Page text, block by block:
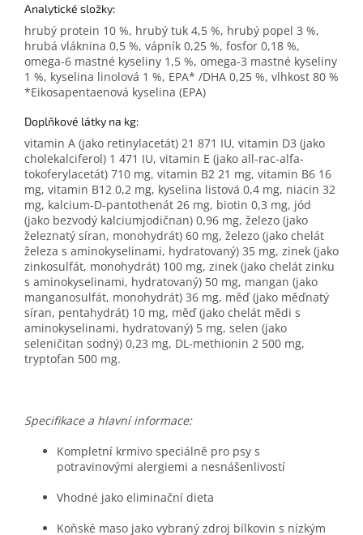
Analytické složky:
hrubý protein 10 %, hrubý tuk 4,5 %, hrubý popel 3 %,
hrubá vláknina 0,5 %, vápník 0,25 %, fosfor 0,18 %,
omega-6 mastné kyseliny 1,5 %, omega-3 mastné kyseliny
1 %, kyselina linolová 1 %, EPA* /DHA 0,25 %, vlhkost 80 %
*Eikosapentaenová kyselina (EPA)
Doplňkové látky na kg:
vitamin A (jako retinylacetát) 21 871 IU, vitamin D3 (jako
cholekalciferol) 1 471 IU, vitamin E (jako all-rac-alfa-
tokoferylacetát) 710 mg, vitamin B2 21 mg, vitamin B6 16
mg, vitamin B12 0,2 mg, kyselina listová 0,4 mg, niacin 32
mg, kalcium-D-pantothenát 26 mg, biotin 0,3 mg, jód
(jako bezvodý kalciumjodičnan) 0,96 mg, železo (jako
železnatý síran, monohydrát) 60 mg, železo (jako chelát
železa s aminokyselinami, hydratovaný) 35 mg, zinek (jako
zinkosulfát, monohydrát) 100 mg, zinek (jako chelát zinku
s aminokyselinami, hydratovaný) 50 mg, mangan (jako
manganosulfát, monohydrát) 36 mg, měď (jako měďnatý
síran, pentahydrát) 10 mg, měď (jako chelát mědi s
aminokyselinami, hydratovaný) 5 mg, selen (jako
seleničitan sodný) 0,23 mg, DL-methionin 2 500 mg,
tryptofan 500 mg.
Specifikace a hlavní informace:
Kompletní krmivo speciálně pro psy s
potravinovými alergiemi a nesnášenlivostí
Vhodné jako eliminační dieta
Koňské maso jako vybraný zdroj bílkovin s nízkým